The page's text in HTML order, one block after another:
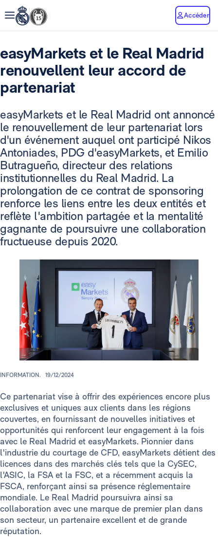
Accéder
easyMarkets et le Real Madrid
renouvellent leur accord de
partenariat
easyMarkets et le Real Madrid ont annoncé
le renouvellement de leur partenariat lors
d'un événement auquel ont participé Nikos
Antoniades, PDG d'easyMarkets, et Emilio
Butragueño, directeur des relations
institutionnelles du Real Madrid. La
prolongation de ce contrat de sponsoring
renforce les liens entre les deux entités et
reflète l'ambition partagée et la mentalité
gagnante de poursuivre une collaboration
fructueuse depuis 2020.
INFORMATION. 19/12/2024
Ce partenariat vise à offrir des expériences encore plus
exclusives et uniques aux clients dans les régions
couvertes, en fournissant de nouvelles initiatives et
opportunités qui renforcent leur engagement à la fois
avec le Real Madrid et easyMarkets. Pionnier dans
l'industrie du courtage de CFD, easyMarkets détient des
licences dans des marchés clés tels que la CySEC,
l'ASIC, la FSA et la FSC, et a récemment acquis la
FSCA, renforçant ainsi sa présence réglementaire
mondiale. Le Real Madrid poursuivra ainsi sa
collaboration avec une marque de premier plan dans
son secteur, un partenaire excellent et de grande
réputation.